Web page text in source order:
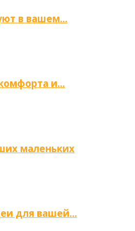
в вашем…
и…
маленьких
для вашей…